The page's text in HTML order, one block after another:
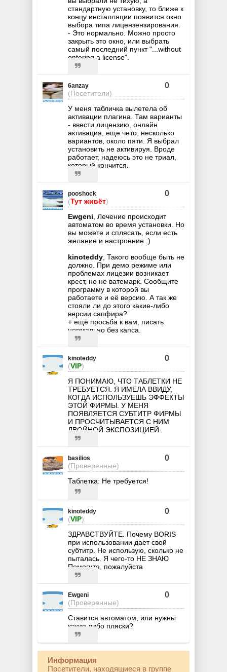
стандартную установку, то ближе к
концу инсталляции появится окно
выбора типа лицензензирования.
- Это нормально. Можно просто
закрыть это окно, или выбрать
самый последний пункт "...without
entering a license".
6anzay
(Посетители)
0
У меня табличка вылетела об
активации плагина. Там варианты
- ввести лицензию, онлайн
активация, еще чето, несколько
вариантов, около пяти. Я выбрал
установить не активируя. Вроде
работает, надеюсь это не триал,
который кончится.
pooshock
(Тут живёт)
0
Ewgeni , Лечение происходит
автоматом во время установки. Но
вы можете и сплясать, если есть
желание и настроение :)
kinoteddy , Такого вообще быть не
должно. При демо режиме или
проблемах лицезии возникает
крест, но не ватемарк. Сообщите
программу в которой вы
работаете и её версию. А так же
стояли ли до этого какие-либо
версии сапфира?
+ ещё просьба к вам, писать
нормально без капса.
kinoteddy
(VIP)
0
Я ПОНИМАЮ, ЧТО ТАБЛЕТКИ НЕ
ТРЕБУЕТСЯ. Я ИМЕЛА ВВИДУ,
КОГДА ИСПОЛЬЗУЕШЬ ЭФФЕКТЫ
ЭТОЙ ФИРМЫ. У МЕНЯ
ПОЯВЛЯЕТСЯ СУБТИТР ФИРМЫ
И ПРОСЧИТЫВАЕТСЯ С НИМ
ДВОЙНОЙ ЭКСПОЗИЦИЕЙ.
basilios
(Проверенные)
0
Таблетка: Не требуется!
kinoteddy
(VIP)
0
ЗДРАВСТВУЙТЕ. Почему BORIS
при использовании дает свой
субтитр. Не использую, сколько не
пыталась. Я чего-то НЕ ЗНАЮ
Помогите, пожалуйста
Ewgeni
(Проверенные)
0
Ставится автоматом, или нужны
какие либо пляски?
Информация
Посетители, находящиеся в группе